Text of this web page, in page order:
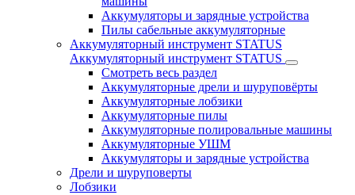
Аккумуляторы и зарядные устройства
Пилы сабельные аккумуляторные
Аккумуляторный инструмент STATUS
Аккумуляторный инструмент STATUS
Смотреть весь раздел
Аккумуляторные дрели и шуруповёрты
Аккумуляторные лобзики
Аккумуляторные пилы
Аккумуляторные полировальные машины
Аккумуляторные УШМ
Аккумуляторы и зарядные устройства
Дрели и шуруповерты
Лобзики